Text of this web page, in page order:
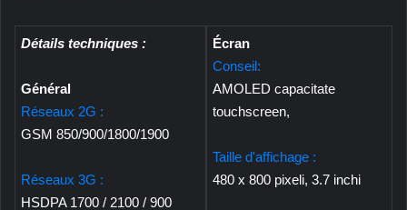
Détails techniques :
Général
Réseaux 2G :
GSM 850/900/1800/1900
Réseaux 3G :
HSDPA 1700 / 2100 / 900
Écran
Conseil:
AMOLED capacitate
touchscreen,
Taille d'affichage :
480 x 800 pixeli, 3.7 inchi